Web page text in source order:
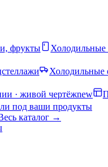
фрукты
Холодильные
· живой чертёжnew
под ваши продукты
каталог →